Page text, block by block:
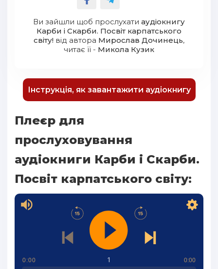
Ви зайшли щоб прослухати аудіокнигу
Карби і Скарби. Посвіт карпатського
світу! від автора Мирослав Дочинець,
читає її - Микола Кузик
Інструкція, як завантажити аудіокнигу
Плеєр для
прослуховування
аудіокниги Карби і Скарби.
Посвіт карпатського світу:
1
0:00 0:00